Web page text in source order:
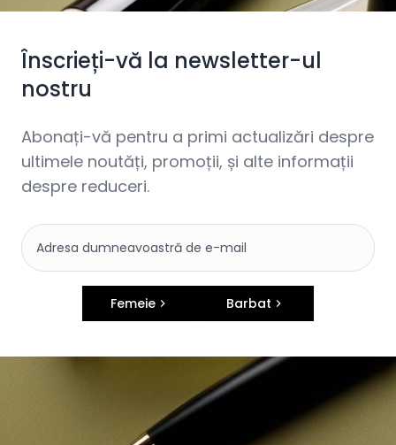
Înscrieți-vă la newsletter-ul
nostru
Abonați-vă pentru a primi actualizări despre
ultimele noutăți, promoții, și alte informații
despre reduceri.
Femeie Barbat